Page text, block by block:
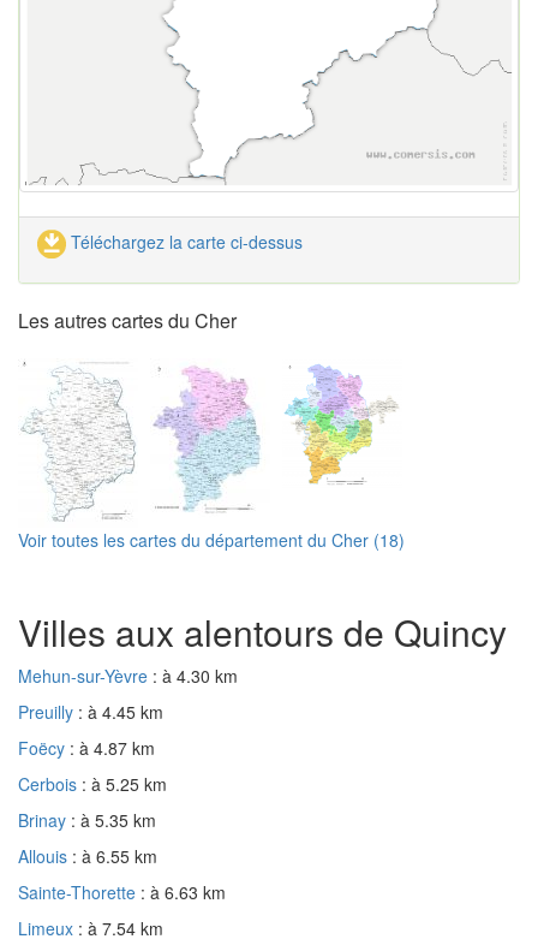
Téléchargez la carte ci-dessus
Les autres cartes du Cher
Voir toutes les cartes du département du Cher (18)
Villes aux alentours de Quincy
Mehun-sur-Yèvre : à 4.30 km
Preuilly : à 4.45 km
Foëcy : à 4.87 km
Cerbois : à 5.25 km
Brinay : à 5.35 km
Allouis : à 6.55 km
Sainte-Thorette : à 6.63 km
Limeux : à 7.54 km